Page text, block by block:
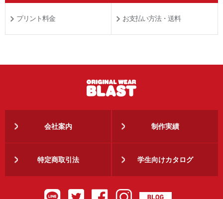
プリント料金 お支払い方法・送料
会社案内 制作実績
特定商取引法 学生向けカタログ